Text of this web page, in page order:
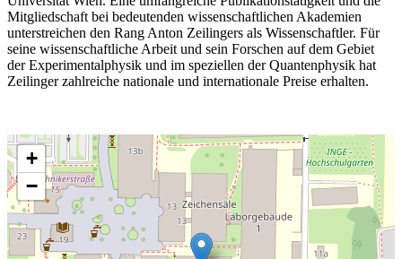
Mitgliedschaft bei bedeutenden wissenschaftlichen Akademien
unterstreichen den Rang Anton Zeilingers als Wissenschaftler. Für
seine wissenschaftliche Arbeit und sein Forschen auf dem Gebiet
der Experimentalphysik und im speziellen der Quantenphysik hat
Zeilinger zahlreiche nationale und internationale Preise erhalten.
+
−